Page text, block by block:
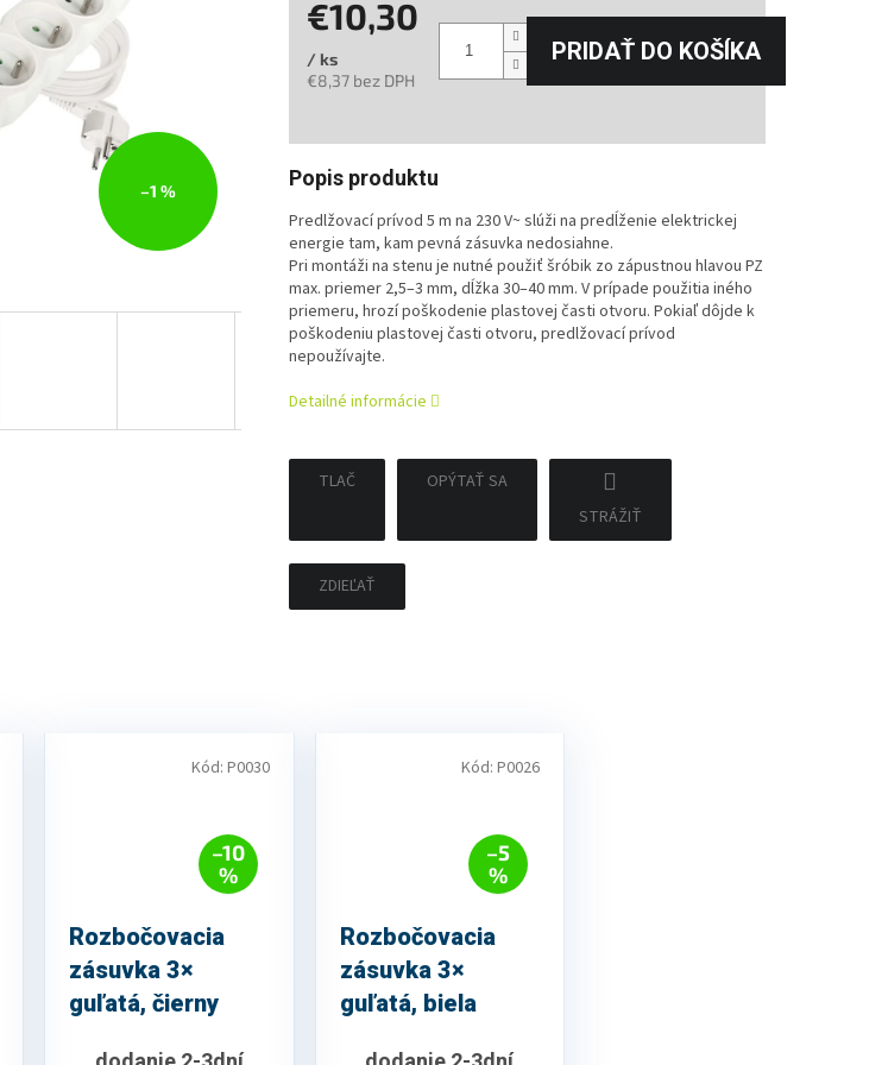
–1 %
€10,30
/ ks
€8,37 bez DPH
PRIDAŤ DO KOŠÍKA
Popis produktu
Predlžovací prívod 5 m na 230 V~ slúži na predĺženie elektrickej
energie tam, kam pevná zásuvka nedosiahne.
Pri montáži na stenu je nutné použiť šróbik zo zápustnou hlavou PZ
max. priemer 2,5–3 mm, dĺžka 30–40 mm. V prípade použitia iného
priemeru, hrozí poškodenie plastovej časti otvoru. Pokiaľ dôjde k
poškodeniu plastovej časti otvoru, predlžovací prívod
nepoužívajte.
Detailné informácie
TLAČ
OPÝTAŤ SA
STRÁŽIŤ
ZDIEĽAŤ
–10
%
Rozbočovacia
zásuvka 3×
guľatá, čierny
Kód: P0030
–5
%
Rozbočovacia
zásuvka 3×
guľatá, biela
Kód:P0026